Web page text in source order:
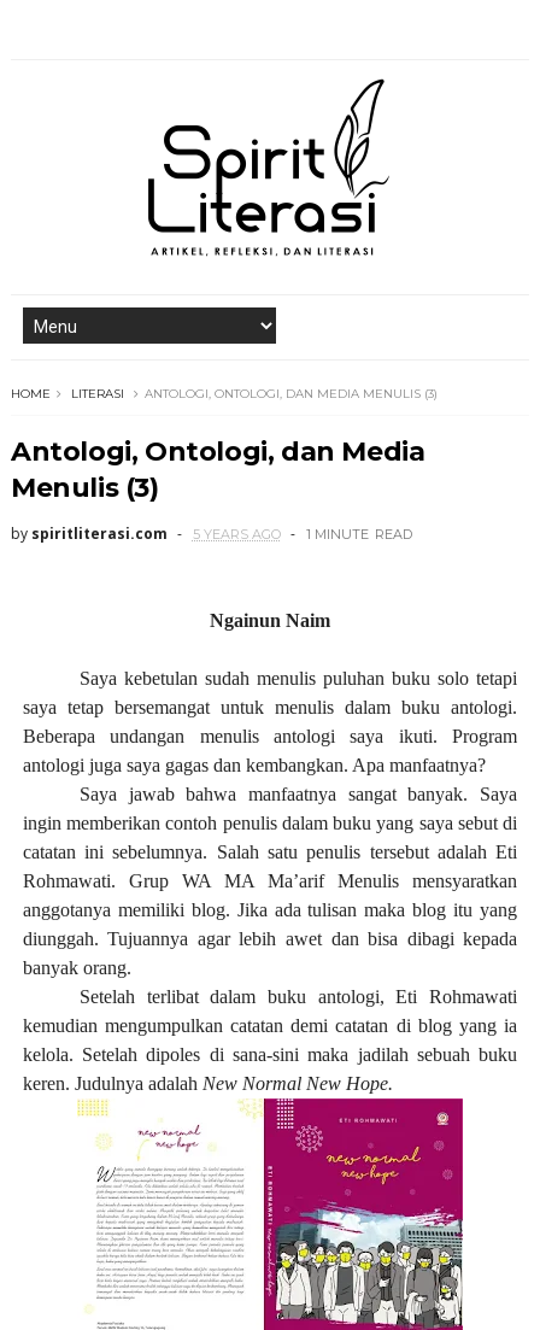
HOME LITERASI ANTOLOGI, ONTOLOGI, DAN MEDIA MENULIS (3)
Antologi, Ontologi, dan Media
Menulis (3)
by spiritliterasi.com 5 YEARS AGO 1 MINUTE READ
Ngainun Naim
Saya kebetulan sudah menulis puluhan buku solo tetapi
saya tetap bersemangat untuk menulis dalam buku antologi.
Beberapa undangan menulis antologi saya ikuti. Program
antologi juga saya gagas dan kembangkan. Apa manfaatnya?
Saya jawab bahwa manfaatnya sangat banyak. Saya
ingin memberikan contoh penulis dalam buku yang saya sebut di
catatan ini sebelumnya. Salah satu penulis tersebut adalah Eti
Rohmawati. Grup WA MA Ma’arif Menulis mensyaratkan
anggotanya memiliki blog. Jika ada tulisan maka blog itu yang
diunggah. Tujuannya agar lebih awet dan bisa dibagi kepada
banyak orang.
Setelah terlibat dalam buku antologi, Eti Rohmawati
kemudian mengumpulkan catatan demi catatan di blog yang ia
kelola. Setelah dipoles di sana-sini maka jadilah sebuah buku
keren. Judulnya adalah New Normal New Hope.